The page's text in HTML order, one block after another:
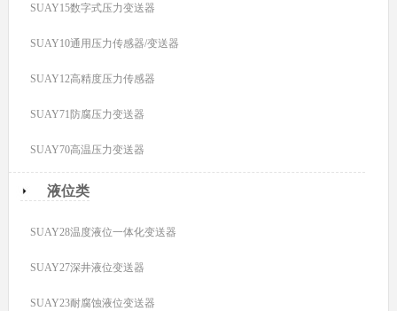
SUAY15数字式压力变送器
SUAY10通用压力传感器/变送器
SUAY12高精度压力传感器
SUAY71防腐压力变送器
SUAY70高温压力变送器
液位类
SUAY28温度液位一体化变送器
SUAY27深井液位变送器
SUAY23耐腐蚀液位变送器